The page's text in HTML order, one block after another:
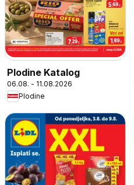
Plodine Katalog
06.08. - 11.08.2026
Plodine